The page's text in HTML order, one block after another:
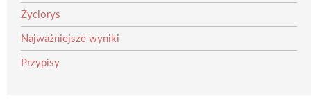
Życiorys
Najważniejsze wyniki
Przypisy